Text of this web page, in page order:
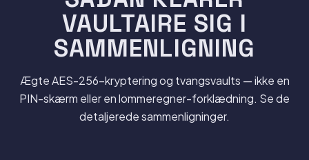
VAULTAIRE SIG I
SAMMENLIGNING
Ægte AES-256-kryptering og tvangsvaults — ikke en
PIN-skærm eller en lommeregner-forklædning. Se de
detaljerede sammenligninger.